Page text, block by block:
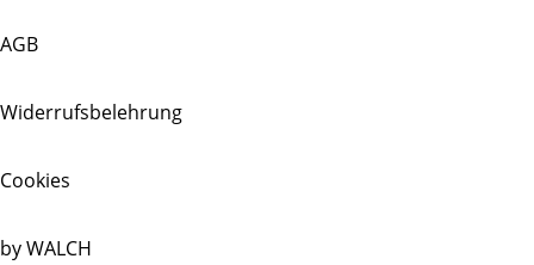
AGB
Widerrufsbelehrung
Cookies
by WALCH